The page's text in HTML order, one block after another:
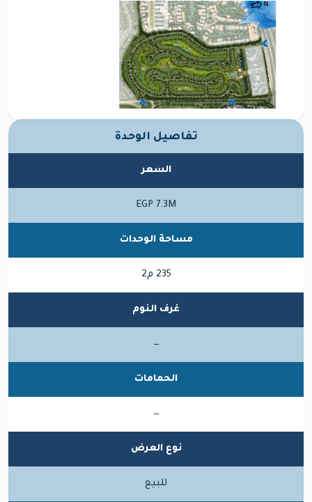
تفاصيل الوحدة
السعر
EGP 7.3M
مساحة الوحدات
235 م2
غرف النوم
—
الحمامات
—
نوع العرض
للبيع